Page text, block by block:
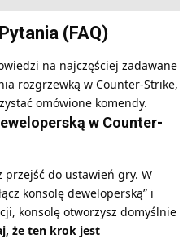
(FAQ)
na najczęściej zadawane
rozgrzewką w Counter-Strike,
omówione komendy.
w Counter-
przejść do ustawień gry. W
konsolę deweloperską” i
konsolę otworzysz domyślnie
że ten krok jest